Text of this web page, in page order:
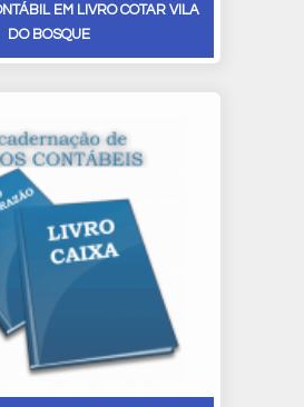
EM LIVRO COTAR VILA
DO BOSQUE